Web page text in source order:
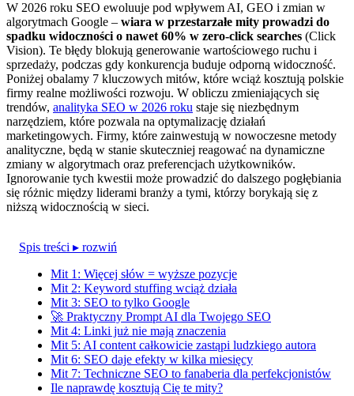
W 2026 roku SEO ewoluuje pod wpływem AI, GEO i zmian w
algorytmach Google – wiara w przestarzałe mity prowadzi do
spadku widoczności o nawet 60% w zero-click searches (Click
Vision). Te błędy blokują generowanie wartościowego ruchu i
sprzedaży, podczas gdy konkurencja buduje odporną widoczność.
Poniżej obalamy 7 kluczowych mitów, które wciąż kosztują polskie
firmy realne możliwości rozwoju. W obliczu zmieniających się
trendów, analityka SEO w 2026 roku staje się niezbędnym
narzędziem, które pozwala na optymalizację działań
marketingowych. Firmy, które zainwestują w nowoczesne metody
analityczne, będą w stanie skuteczniej reagować na dynamiczne
zmiany w algorytmach oraz preferencjach użytkowników.
Ignorowanie tych kwestii może prowadzić do dalszego pogłębiania
się różnic między liderami branży a tymi, którzy borykają się z
niższą widocznością w sieci.
Spis treści ▸ rozwiń
Mit 1: Więcej słów = wyższe pozycje
Mit 2: Keyword stuffing wciąż działa
Mit 3: SEO to tylko Google
🚀 Praktyczny Prompt AI dla Twojego SEO
Mit 4: Linki już nie mają znaczenia
Mit 5: AI content całkowicie zastąpi ludzkiego autora
Mit 6: SEO daje efekty w kilka miesięcy
Mit 7: Techniczne SEO to fanaberia dla perfekcjonistów
Ile naprawdę kosztują Cię te mity?